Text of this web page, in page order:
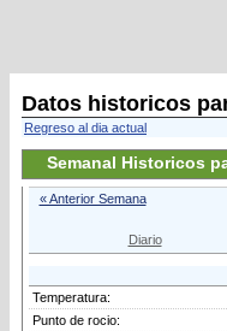
Datos historicos
Regreso al dia actual
Semanal Historicos
« Anterior Semana
Diario
Temperatura:
Punto de rocio: